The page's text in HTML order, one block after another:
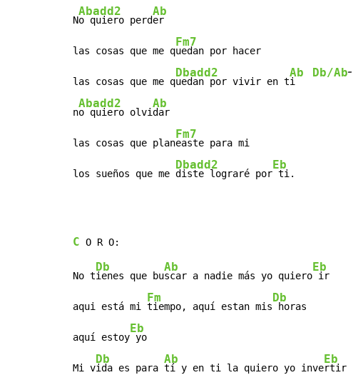
N
Abadd2
o quiero perd
Ab
er
las cosas que me q
Fm7
uedan por hacer
las cosas que me q
Dbadd2
uedan por vivir en t
Ab
i
Db/Ab-
n
Abadd2
o quiero olvi
Ab
dar
las cosas que plan
Fm7
easte para mi
los sueños que me
Dbadd2
diste lograré por
Eb
ti.
C
No t
Db
ienes que bu
Ab
scar a nadie más yo quiero
Eb
ir
aqui está mi
Fm
tiempo, aquí estan mis
Db
horas
aquí estoy
Eb
yo
Mi v
Db
ida es para
Ab
tí y en ti la quiero yo inve
Eb
rtir